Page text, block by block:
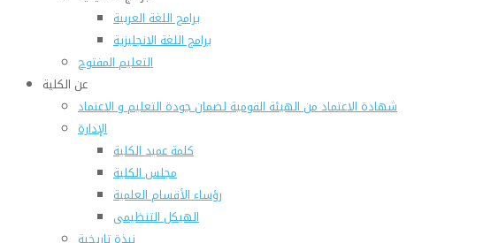
برامج اللغة العربية
برامج اللغة الانجليزية
التعليم المفتوح
عن الكلية
شهادة الاعتماد من الهيئة القومية لضمان جودة التعليم و الاعتماد
الإدارة
كلمة عميد الكلية
مجلس الكلية
رؤساء الأقسام العلمية
الهيكل التنظيمى